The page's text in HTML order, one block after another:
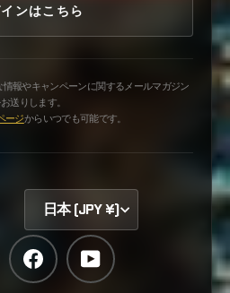
ンはこちら
報やキャンペーンに関するメールマガジン
送りします。
ージからいつでも可能です。
日本 (JPY ¥)
Facebook YouTube